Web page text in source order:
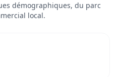
démographiques, du parc
local.